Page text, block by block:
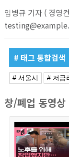
임병규 기자 ( 경영
# 태그 통합검색
# 서울시 # 저금
창/폐업 동영상